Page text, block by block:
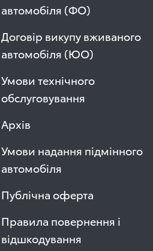
автомобіля (ФО)
Договір викупу вживаного
автомобіля (ЮО)
Умови технічного
обслуговування
Архів
Умови надання підмінного
автомобіля
Публічна оферта
Правила повернення і
відшкодування